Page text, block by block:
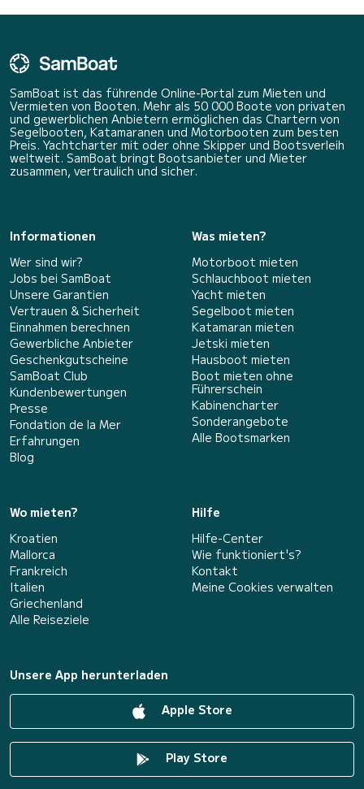
SamBoat ist das führende Online-Portal zum Mieten und
Vermieten von Booten. Mehr als 50 000 Boote von privaten
und gewerblichen Anbietern ermöglichen das Chartern von
Segelbooten, Katamaranen und Motorbooten zum besten
Preis. Yachtcharter mit oder ohne Skipper und Bootsverleih
weltweit. SamBoat bringt Bootsanbieter und Mieter
zusammen, vertraulich und sicher.
Informationen
Wer sind wir?
Jobs bei SamBoat
Unsere Garantien
Vertrauen & Sicherheit
Einnahmen berechnen
Gewerbliche Anbieter
Geschenkgutscheine
SamBoat Club
Kundenbewertungen
Presse
Fondation de la Mer
Erfahrungen
Blog
Was mieten?
Motorboot mieten
Schlauchboot mieten
Yacht mieten
Segelboot mieten
Katamaran mieten
Jetski mieten
Hausboot mieten
Boot mieten ohne
Führerschein
Kabinencharter
Sonderangebote
Alle Bootsmarken
Wo mieten?
Kroatien
Mallorca
Frankreich
Italien
Griechenland
Alle Reiseziele
Hilfe
Hilfe-Center
Wie funktioniert's?
Kontakt
Meine Cookies verwalten
Unsere App herunterladen
Apple Store
Play Store